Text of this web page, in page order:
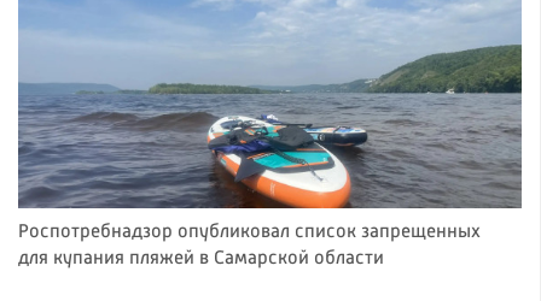
Роспотребнадзор опубликовал список запрещенных
для купания пляжей в Самарской области